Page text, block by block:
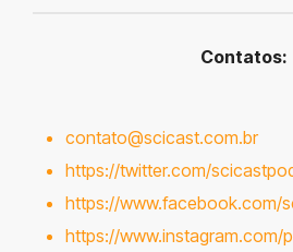
Contatos:
contato@scicast.com.br
https://twitter.com/
https://www.facebook.com/
https://www.instagram.com/